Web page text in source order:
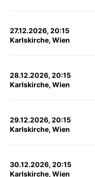
27.12.2026, 20:15
Karlskirche, Wien
28.12.2026, 20:15
Karlskirche, Wien
29.12.2026, 20:15
Karlskirche, Wien
30.12.2026, 20:15
Karlskirche, Wien